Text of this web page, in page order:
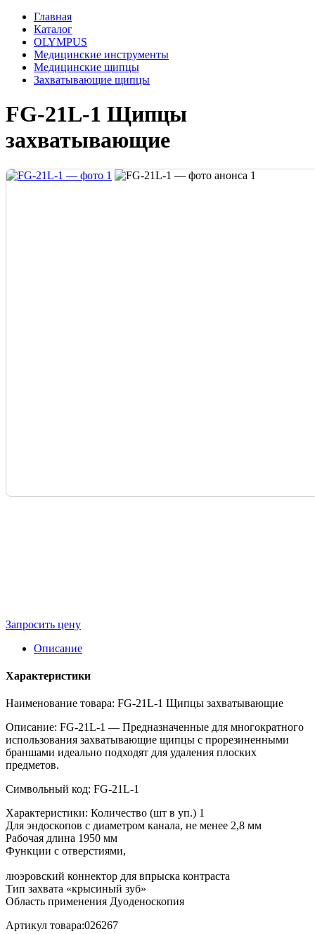
Главная
Каталог
OLYMPUS
Медицинские инструменты
Медицинские щипцы
Захватывающие щипцы
FG-21L-1 Щипцы
захватывающие
Запросить цену
Описание
Характеристики
Наименование товара: FG-21L-1 Щипцы захватывающие
Описание: FG-21L-1 — Предназначенные для многократного
использования захватывающие щипцы с прорезиненными
браншами идеально подходят для удаления плоских
предметов.
Символьный код: FG-21L-1
Характеристики: Количество (шт в уп.) 1
Для эндоскопов с диаметром канала, не менее 2,8 мм
Рабочая длина 1950 мм
Функции с отверстиями,
люэровский коннектор для впрыска контраста
Тип захвата «крысиный зуб»
Область применения Дуоденоскопия
Артикул товара:026267